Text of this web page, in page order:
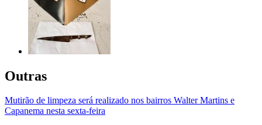
Outras
Mutirão de limpeza será realizado nos bairros Walter Martins e
Capanema nesta sexta-feira